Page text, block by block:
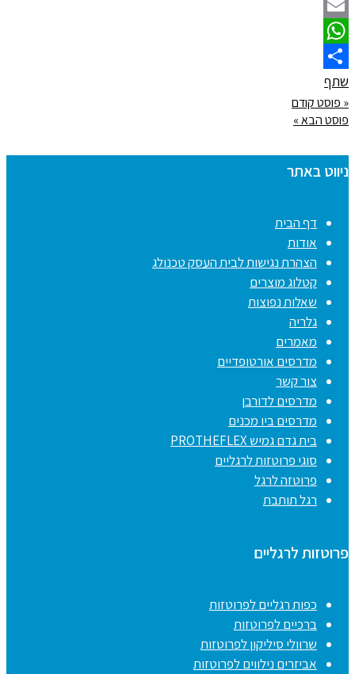
Facebook
Email
WhatsApp
שתף
« פוסט קודם
פוסט הבא »
ניווט באתר
דף הבית
אודות
הצהרת נגישות לבית העסק טכנולג
קטלוג מוצרים
שאלות נפוצות
גלריה
מאמרים
מדרסים אורטופדיים
צור קשר
מדרסים לדורבן
מדרסים ביו מכנים
בית גדם גמיש PROTHEFLEX
סוגי פרוטזות לרגליים
פרוטזה לרגל
רגל תותבת
פרוטזות לרגליים
כפות רגליים לפרוטזות
ברכיים לפרוטזות
שרוולי סיליקון לפרוטזות
אביזרים נילווים לפרוטזות